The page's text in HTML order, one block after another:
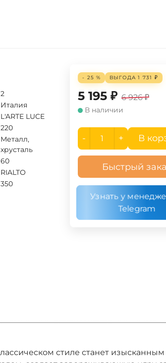
2
Италия
L'ARTE LUCE
220
Металл,
хрусталь
60
RIALTO
350
- 25 % ВЫГОДА1 731 ₽
5 195 ₽ 6 926 ₽
В наличии
- + В
Быстрый
Узнать у
Telegram
стиле станет изысканным